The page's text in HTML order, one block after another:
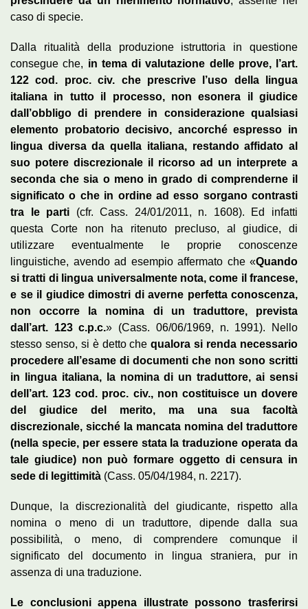
caso di specie.
Dalla ritualità della produzione istruttoria in questione
consegue che, in tema di valutazione delle prove, l’art.
122 cod. proc. civ. che prescrive l’uso della lingua
italiana in tutto il processo, non esonera il giudice
dall’obbligo di prendere in considerazione qualsiasi
elemento probatorio decisivo, ancorché espresso in
lingua diversa da quella italiana, restando affidato al
suo potere discrezionale il ricorso ad un interprete a
seconda che sia o meno in grado di comprenderne il
significato o che in ordine ad esso sorgano contrasti
tra le parti (cfr. Cass. 24/01/2011, n. 1608). Ed infatti
questa Corte non ha ritenuto precluso, al giudice, di
utilizzare eventualmente le proprie conoscenze
linguistiche, avendo ad esempio affermato che «Quando
si tratti di lingua universalmente nota, come il francese,
e se il giudice dimostri di averne perfetta conoscenza,
non occorre la nomina di un traduttore, prevista
dall’art. 123 c.p.c.» (Cass. 06/06/1969, n. 1991). Nello
stesso senso, si è detto chequalora si renda necessario
procedere all’esame di documenti che non sono scritti
in lingua italiana, la nomina di un traduttore, ai sensi
dell’art. 123 cod. proc. civ., non costituisce un dovere
del giudice del merito, ma una sua facoltà
discrezionale, sicché la mancata nomina del traduttore
(nella specie, per essere stata la traduzione operata da
tale giudice) non può formare oggetto di censura in
sede di legittimità (Cass. 05/04/1984, n. 2217).
Dunque, la discrezionalità del giudicante, rispetto alla
nomina o meno di un traduttore, dipende dalla sua
possibilità, o meno, di comprendere comunque il
significato del documento in lingua straniera, pur in
assenza di una traduzione.
Le conclusioni appena illustrate possono trasferirsi